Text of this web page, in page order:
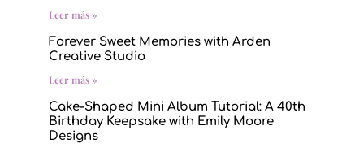
Leer más »
Forever Sweet Memories with Arden
Creative Studio
Leer más »
Cake-Shaped Mini Album Tutorial: A 40th
Birthday Keepsake with Emily Moore
Designs